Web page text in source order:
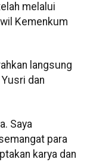
melalui
Kemenkum
langsung
dan
Saya
para
karya dan